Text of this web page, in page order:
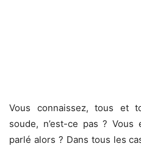
Vous connaissez, tous et
soude, n’est-ce pas ?
parlé alors ? Dans tous les